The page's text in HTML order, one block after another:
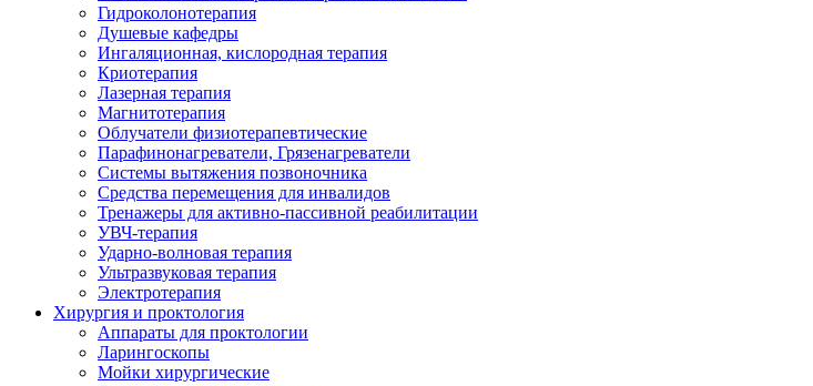
Гидроколонотерапия
Душевые кафедры
Ингаляционная, кислородная терапия
Криотерапия
Лазерная терапия
Магнитотерапия
Облучатели физиотерапевтические
Парафинонагреватели, Грязенагреватели
Системы вытяжения позвоночника
Средства перемещения для инвалидов
Тренажеры для активно-пассивной реабилитации
УВЧ-терапия
Ударно-волновая терапия
Ультразвуковая терапия
Электротерапия
Хирургия и проктология
Аппараты для проктологии
Ларингоскопы
Мойки хирургические